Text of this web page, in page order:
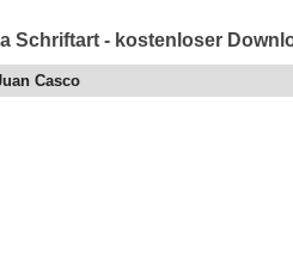
Schriftart - kostenloser
Casco